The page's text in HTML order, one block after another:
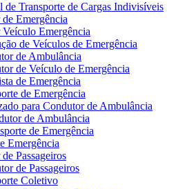
de Transporte de Cargas Indivisíveis
Emergência
Emergência
de Veículos de Emergência
de Ambulância
de Veículo de Emergência
de Emergência
de Emergência
para Condutor de Ambulância
de Ambulância
de Emergência
Emergência
Passageiros
de Passageiros
Coletivo